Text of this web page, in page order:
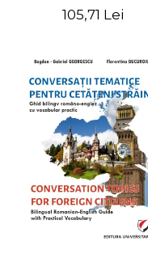
English-German
105,71 Lei